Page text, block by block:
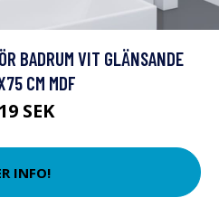
BADRUM VIT GLÄNSANDE
CM MDF
SEK
INFO!